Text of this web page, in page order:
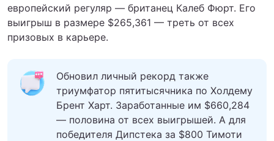
европейский регуляр — британец Калеб Фюрт. Его
выигрыш в размере $265,361 — треть от всех
призовых в карьере.
Обновил личный рекорд также
триумфатор пятитысячника по Холдему
Брент Харт. Заработанные им $660,284
— половина от всех выигрышей. А для
победителя Дипстека за $800 Тимоти